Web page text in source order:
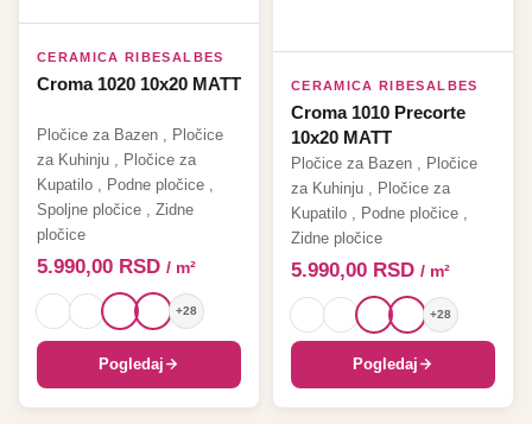
CERAMICA RIBESALBES
Croma 1020 10x20 MATT
Pločice za Bazen
Pločice
za Kuhinju
Pločice za
Kupatilo
Podne pločice
Spoljne pločice
Zidne
pločice
5.990,00 RSD / m²
+28
Pogledaj
CERAMICA RIBESALBES
Croma 1010 Precorte
10x20 MATT
Pločice za Bazen
Pločice
za Kuhinju
Pločice za
Kupatilo
Podne pločice
Zidne pločice
5.990,00 RSD / m²
+28
Pogledaj